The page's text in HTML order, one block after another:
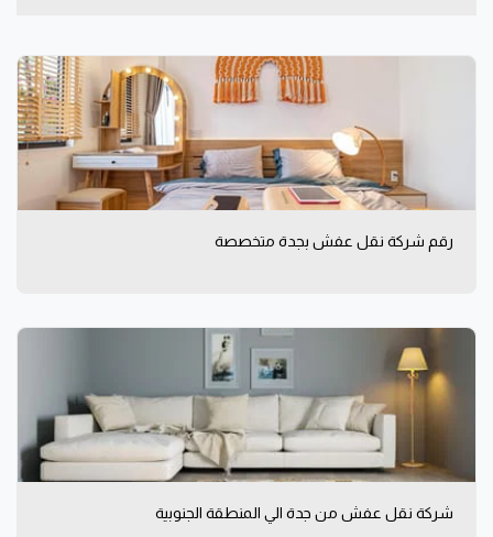
رقم شركة نقل عفش بجدة متخصصة
شركة نقل عفش من جدة الي المنطقة الجنوبية